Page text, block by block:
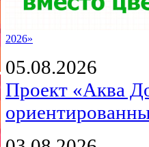
2026»
05.08.2026
Проект «Аква